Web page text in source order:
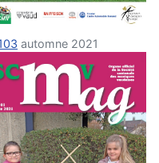
automne 2021